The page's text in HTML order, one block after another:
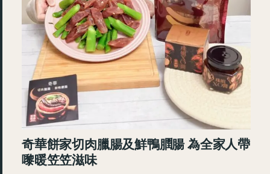
奇華餅家切肉臘腸及鮮鴨膶腸 為全家人帶
嚟暖笠笠滋味